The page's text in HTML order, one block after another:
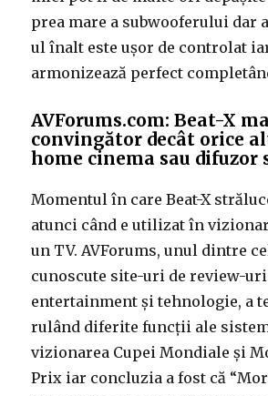
prea mare a subwooferului dar
ul înalt este ușor de controlat
armonizează perfect
AVForums.com: Beat-X
convingător decât orice
home cinema sau difuzor
Momentul în care Beat-X
atunci când e utilizat în
un TV. AVForums, unul dintre
cunoscute site-uri de review-
entertainment și tehnologie, a
rulând diferite funcții ale
vizionarea Cupei Mondiale și
Prix iar concluzia a fost că